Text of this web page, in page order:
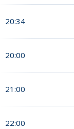
20:34
20:00
21:00
22:00